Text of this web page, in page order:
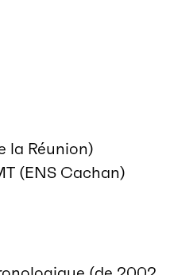
la Réunion)
(ENS Cachan)